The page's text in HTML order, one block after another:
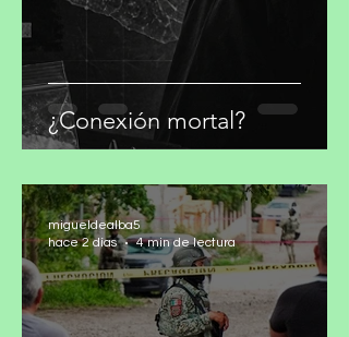
¿Conexión mortal?
migueldealba5
hace 2 días
4 min de lectura